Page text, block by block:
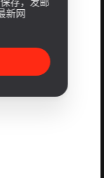
新网